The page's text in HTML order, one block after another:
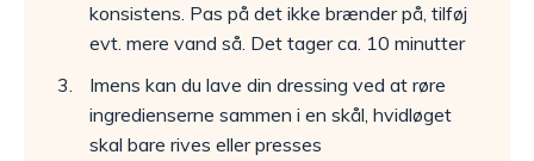
konsistens. Pas på det ikke brænder på, tilføj
evt. mere vand så. Det tager ca. 10 minutter
Imens kan du lave din dressing ved at røre
ingredienserne sammen i en skål, hvidløget
skal bare rives eller presses